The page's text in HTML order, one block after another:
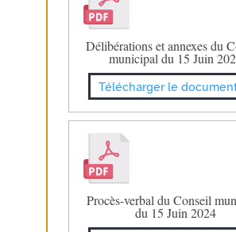
Délibérations et annexes du
municipal du 15 Juin
Télécharger le
Procès-verbal du Conseil
du 15 Juin 2024